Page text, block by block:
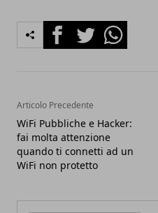
FacebookTwitterWhatsapp
Articolo Precedente
WiFi Pubbliche e Hacker:
fai molta attenzione
quando ti connetti ad un
WiFi non protetto